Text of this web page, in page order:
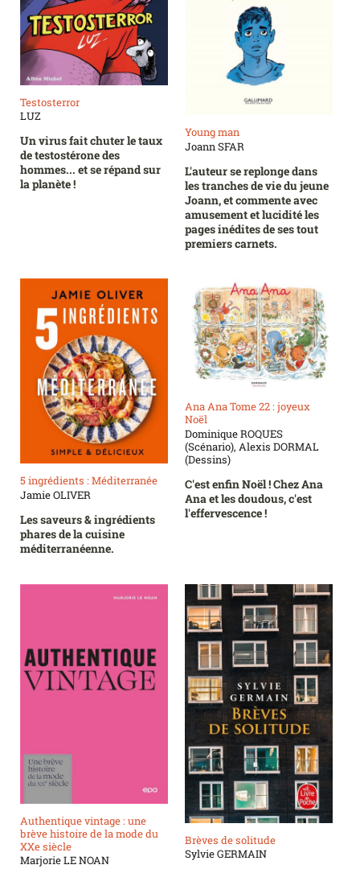
Testosterror
LUZ
Un virus fait chuter le taux
de testostérone des
hommes... et se répand sur
la planète !
Young man
Joann SFAR
L'auteur se replonge dans
les tranches de vie du jeune
Joann, et commente avec
amusement et lucidité les
pages inédites de ses tout
premiers carnets.
5 ingrédients : Méditerranée
Jamie OLIVER
Les saveurs & ingrédients
phares de la cuisine
méditerranéenne.
Ana Ana Tome 22 : joyeux
Noël
Dominique ROQUES
(Scénario), Alexis DORMAL
(Dessins)
C'est enfin Noël ! Chez Ana
Ana et les doudous, c'est
l'effervescence !
Authentique vintage : une
brève histoire de la mode du
XXe siècle
Marjorie LE NOAN
Brèves de solitude
Sylvie GERMAIN